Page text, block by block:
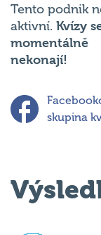
Tento podnik
aktivní. Kvízy
momentálně
nekonají!
skupina